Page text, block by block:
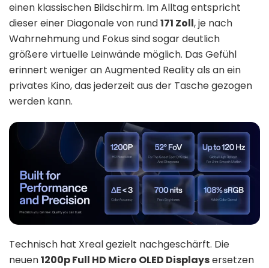
einen klassischen Bildschirm. Im Alltag entspricht
dieser einer Diagonale von rund171 Zoll, je nach
Wahrnehmung und Fokus sind sogar deutlich
größere virtuelle Leinwände möglich. Das Gefühl
erinnert weniger an Augmented Reality als an ein
privates Kino, das jederzeit aus der Tasche gezogen
werden kann.
Technisch hat Xreal gezielt nachgeschärft. Die
neuen1200p Full HD Micro OLED Displaysersetzen